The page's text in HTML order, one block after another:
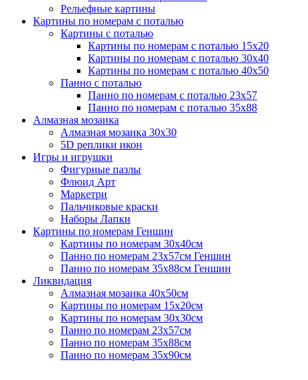
Рельефные картины
Картины по номерам с поталью
Картины с поталью
Картины по номерам с поталью 15х20
Картины по номерам с поталью 30х40
Картины по номерам с поталью 40х50
Панно с поталью
Панно по номерам с поталью 23х57
Панно по номерам с поталью 35х88
Алмазная мозаика
Алмазная мозаика 30х30
5D реплики икон
Игры и игрушки
Фигурные пазлы
Флюид Арт
Маркетри
Пальчиковые краски
Наборы Лапки
Картины по номерам Геншин
Картины по номерам 30х40см
Панно по номерам 23х57см Геншин
Панно по номерам 35х88см Геншин
Ликвидация
Алмазная мозаика 40х50см
Картины по номерам 15х20см
Картины по номерам 30х30см
Панно по номерам 23х57см
Панно по номерам 35х88см
Панно по номерам 35х90см